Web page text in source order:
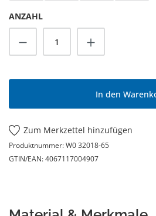
ANZAHL
Produkt Anzahl: Gib
In den
Zum Merkzettel hinzufügen
Produktnummer:W0 32018-65
GTIN/EAN:4067117004907